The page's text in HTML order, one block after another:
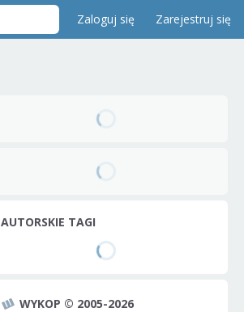
Zaloguj się Zarejestruj się
AUTORSKIE TAGI
WYKOP © 2005-2026